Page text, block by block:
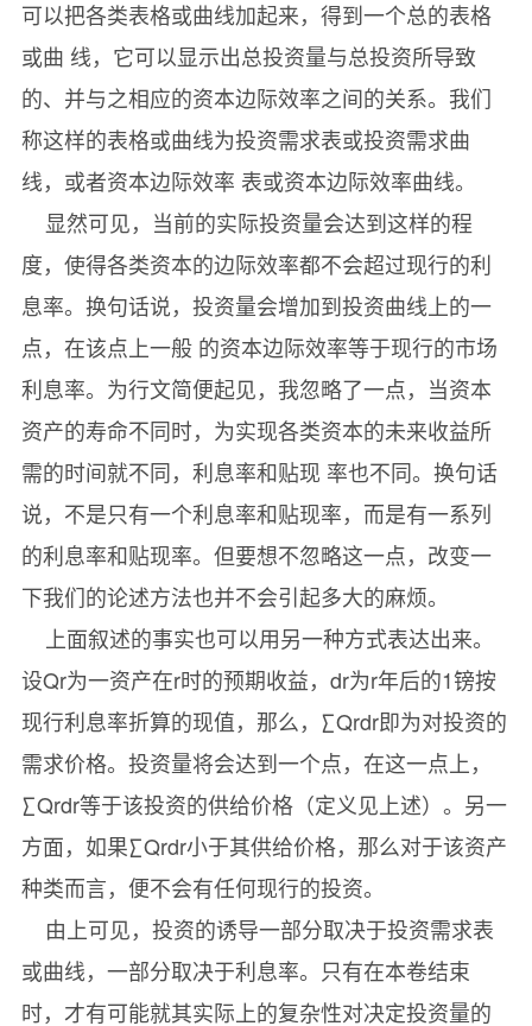
可以把各类表格或曲线加起来，得到一个总的表格
或曲 线，它可以显示出总投资量与总投资所导致
的、并与之相应的资本边际效率之间的关系。我们
称这样的表格或曲线为投资需求表或投资需求曲
线，或者资本边际效率 表或资本边际效率曲线。
显然可见，当前的实际投资量会达到这样的程
度，使得各类资本的边际效率都不会超过现行的利
息率。换句话说，投资量会增加到投资曲线上的一
点，在该点上一般 的资本边际效率等于现行的市场
利息率。为行文简便起见，我忽略了一点，当资本
资产的寿命不同时，为实现各类资本的未来收益所
需的时间就不同，利息率和贴现 率也不同。换句话
说，不是只有一个利息率和贴现率，而是有一系列
的利息率和贴现率。但要想不忽略这一点，改变一
下我们的论述方法也并不会引起多大的麻烦。
上面叙述的事实也可以用另一种方式表达出来。
设Qr为一资产在r时的预期收益，dr为r年后的1镑按
现行利息率折算的现值，那么，∑Qrdr即为对投资的
需求价格。投资量将会达到一个点，在这一点上，
∑Qrdr等于该投资的供给价格（定义见上述）。另一
方面，如果∑Qrdr小于其供给价格，那么对于该资产
种类而言，便不会有任何现行的投资。
由上可见，投资的诱导一部分取决于投资需求表
或曲线，一部分取决于利息率。只有在本卷结束
时，才有可能就其实际上的复杂性对决定投资量的